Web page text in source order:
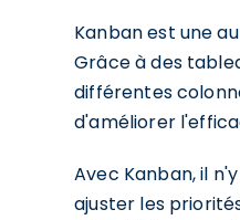
Kanban est une
Grâce à des
différentes
d'améliorer
Avec Kanban, il
ajuster les